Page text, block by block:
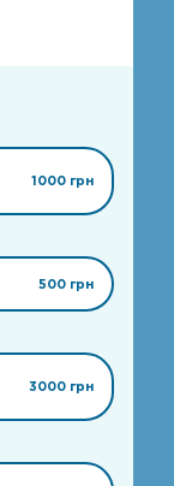
1000 грн
500 грн
3000 грн